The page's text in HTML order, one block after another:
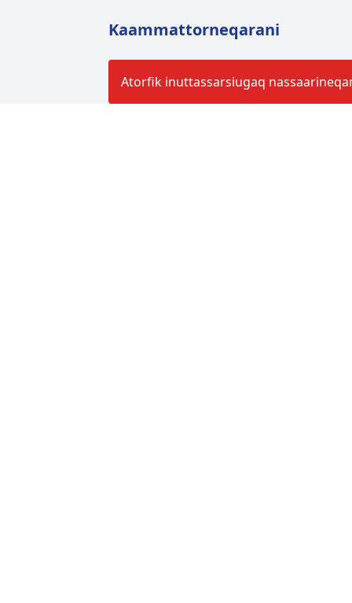
Kaammattorneqarani
Atorfik inuttassarsiugaq